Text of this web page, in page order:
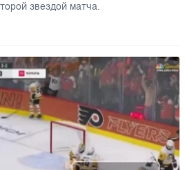
звездой матча.